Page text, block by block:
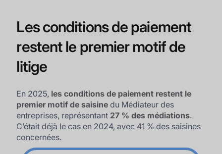
Les conditions de paiement
restent le premier motif de
litige
En 2025, les conditions de paiement restent le
premier motif de saisine du Médiateur des
entreprises, représentant 27 % des médiations.
C’était déjà le cas en 2024, avec 41 % des saisines
concernées.